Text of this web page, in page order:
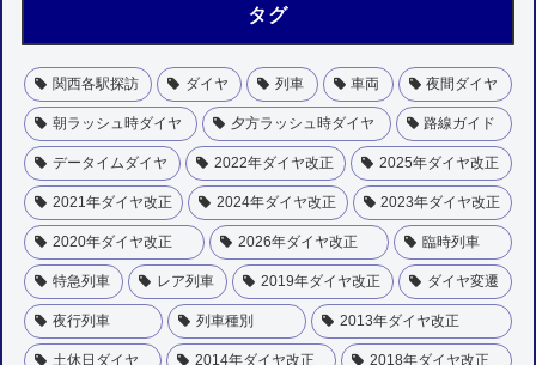
タグ
関西各駅探訪 ダイヤ 列車 車両 夜間ダイヤ
朝ラッシュ時ダイヤ 夕方ラッシュ時ダイヤ 路線ガイド
データイムダイヤ 2022年ダイヤ改正 2025年ダイヤ改正
2021年ダイヤ改正 2024年ダイヤ改正 2023年ダイヤ改正
2020年ダイヤ改正 2026年ダイヤ改正 臨時列車
特急列車 レア列車 2019年ダイヤ改正 ダイヤ変遷
夜行列車 列車種別 2013年ダイヤ改正
土休日ダイヤ 2014年ダイヤ改正 2018年ダイヤ改正